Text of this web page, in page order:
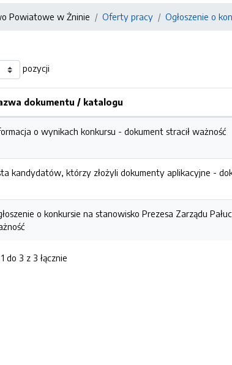
Powiatowe w Żninie Oferty pracy Ogłoszenie o
pozycji
dokumentu / katalogu
o wynikach konkursu - dokument stracił ważność
kandydatów, którzy złożyli dokumenty aplikacyjne -
o konkursie na stanowisko Prezesa Zarządu
do 3 z 3 łącznie